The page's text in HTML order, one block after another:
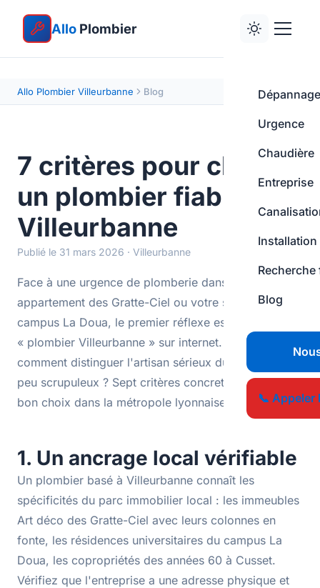
Allo Plombier
Dépannage
Urgence
Chaudière
Entreprise
Installation
Recherche
Blog
📞 Appeler
Allo Plombier Villeurbanne Blog
7 critères pour choisir
un plombier fiable à
Villeurbanne
Publié le 31 mars 2026 · Villeurbanne
Face à une urgence de plomberie dans votre
appartement des Gratte-Ciel ou votre studio près du
campus La Doua, le premier réflexe est de chercher
« plombier Villeurbanne » sur internet. Mais
comment distinguer l'artisan sérieux du dépanneur
peu scrupuleux ? Sept critères concrets pour faire le
bon choix dans la métropole lyonnaise.
1. Un ancrage local vérifiable
Un plombier basé à Villeurbanne connaît les
spécificités du parc immobilier local : les immeubles
Art déco des Gratte-Ciel avec leurs colonnes en
fonte, les résidences universitaires du campus La
Doua, les copropriétés des années 60 à Cusset.
Vérifiez que l'entreprise a une adresse physique et